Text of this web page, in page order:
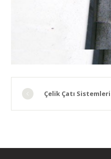
Çelik Çatı Sistemleri